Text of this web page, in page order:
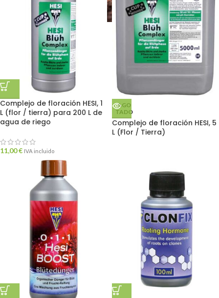
Complejo de floración HESI, 1
L (flor / tierra) para 200 L de
agua de riego
11,00€ IVA incluido
AGO
TADO
Complejo de floración HESI, 5
L (Flor / Tierra)